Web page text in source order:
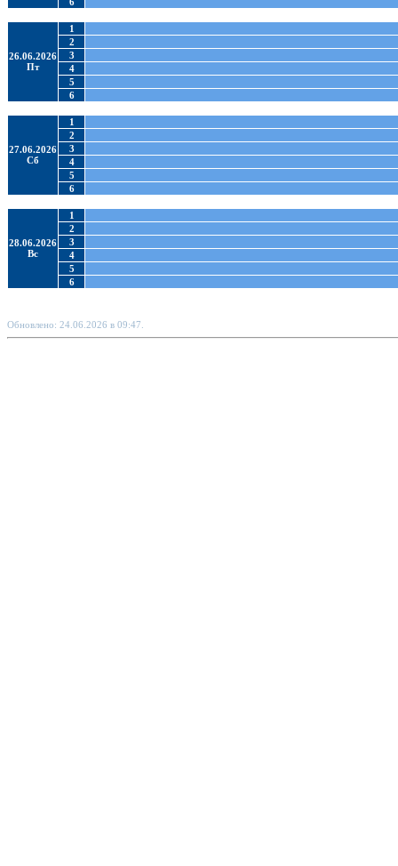
26.06.2026
Пт
1
2
3
4
5
6
27.06.2026
Сб
1
2
3
4
5
6
28.06.2026
Вс
1
2
3
4
5
6
Обновлено: 24.06.2026 в 09:47.